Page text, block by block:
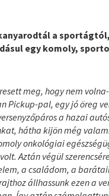
a
egy komoly,
meg, hogy nem
Pickup-pal, egy jó öreg
a hazai
hátha kijön még
onkológiai
Aztán végül
a családom, a
állhassunk ezen a